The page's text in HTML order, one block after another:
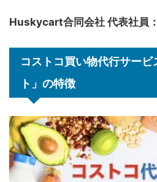
Huskycart合同会社 代表社員
コストコ買い物代行サー
ト」の特徴